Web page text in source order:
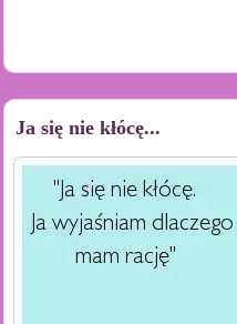
Ja się nie kłócę...